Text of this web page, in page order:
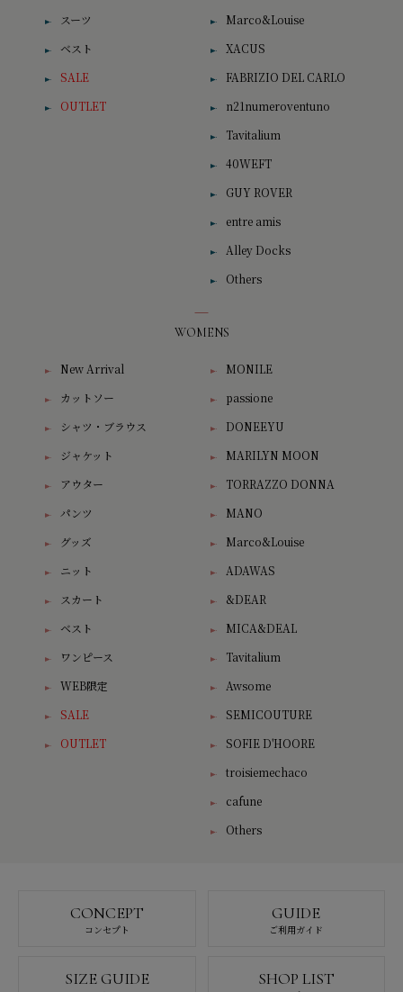
スーツ
ベスト
SALE
OUTLET
Marco&Louise
XACUS
FABRIZIO DEL CARLO
n21numeroventuno
Tavitalium
40WEFT
GUY ROVER
entre amis
Alley Docks
Others
WOMENS
New Arrival
カットソー
シャツ・ブラウス
ジャケット
アウター
パンツ
グッズ
ニット
スカート
ベスト
ワンピース
WEB限定
SALE
OUTLET
MONILE
passione
DONEEYU
MARILYN MOON
TORRAZZO DONNA
MANO
Marco&Louise
ADAWAS
&DEAR
MICA&DEAL
Tavitalium
Awsome
SEMICOUTURE
SOFIE D'HOORE
troisiemechaco
cafune
Others
CONCEPT
コンセプト
GUIDE
ご利用ガイド
SIZE GUIDE SHOP LIST